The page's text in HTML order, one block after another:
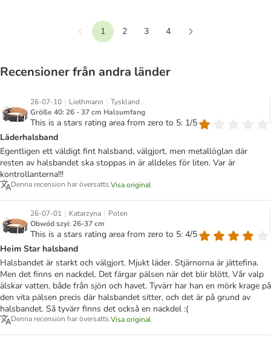
Föregående
1 2 3
4
Recensioner från andra länder
26-07-10 | Liethmann | Tyskland
Größe 40: 26 - 37 cm Halsumfang
This is a stars rating area from zero to 5: 1/5
Läderhalsband
Egentligen ett väldigt fint halsband, välgjort, men metallöglan där
resten av halsbandet ska stoppas in är alldeles för liten. Var är
kontrollanterna!!!
Denna recension har översatts.Visa original
26-07-01 | Katarzyna | Polen
Obwód szyi: 26-37 cm
This is a stars rating area from zero to 5: 4/5
Heim Star halsband
Halsbandet är starkt och välgjort. Mjukt läder. Stjärnorna är jättefina.
Men det finns en nackdel. Det färgar pälsen när det blir blött. Vår valp
älskar vatten, både från sjön och havet. Tyvärr har han en mörk krage på
den vita pälsen precis där halsbandet sitter, och det är på grund av
halsbandet. Så tyvärr finns det också en nackdel :(
Denna recension har översatts.Visa original